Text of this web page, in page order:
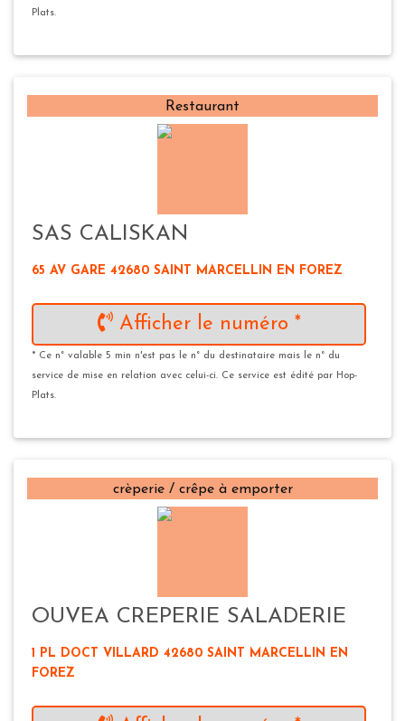
Plats.
Restaurant
SAS CALISKAN
65 AV GARE 42680 SAINT MARCELLIN EN FOREZ
Afficher le numéro *
* Ce n° valable 5 min n'est pas le n° du destinataire mais le n° du
service de mise en relation avec celui-ci. Ce service est édité par Hop-
Plats.
crèperie / crêpe à emporter
OUVEA CREPERIE SALADERIE
1 PL DOCT VILLARD 42680 SAINT MARCELLIN EN
FOREZ